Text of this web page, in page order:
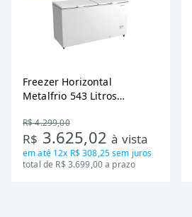
Freezer Horizontal
Metalfrio 543 Litros
Tecnologia Inverter, Branco,
Bivolt
R$ 4.299,00
R$ 3.625,02à vista
em até 12x R$ 308,25sem juros
total de R$ 3.699,00 a prazo